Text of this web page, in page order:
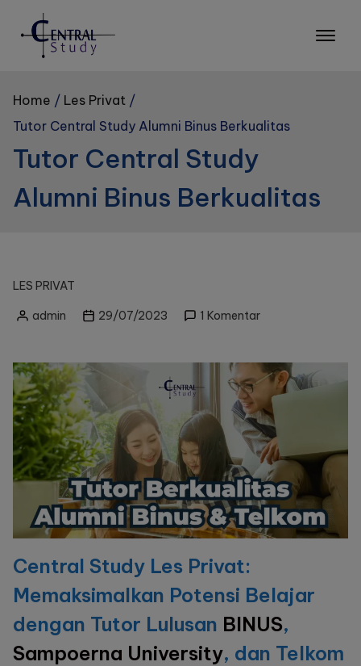
Home
Les Privat
Tutor Central Study Alumni Binus Berkualitas
Tutor Central Study
Alumni Binus Berkualitas
LES PRIVAT
Postedadmin 29/07/2023 1 Komentarpada
Study
Alumni
Binus
Berkualitas
Central Study Les Privat:
Memaksimalkan Potensi Belajar
dengan Tutor Lulusan BINUS,
Sampoerna University, dan Telkom